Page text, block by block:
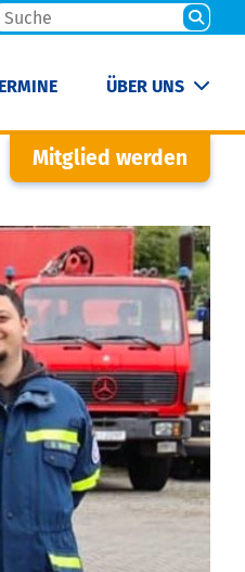
ÜBER UNS
Mitglied werden